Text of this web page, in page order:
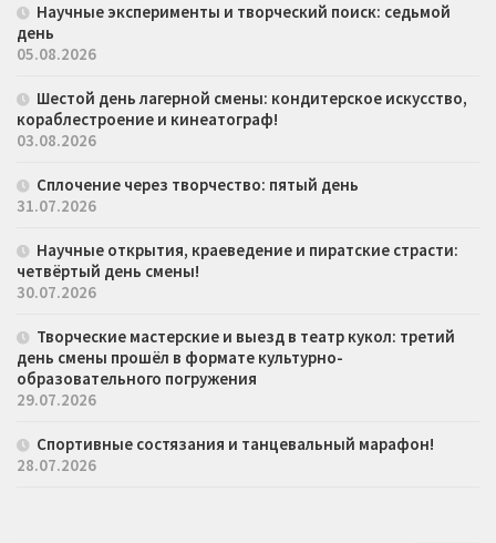
Научные эксперименты и творческий поиск: седьмой
день
05.08.2026
Шестой день лагерной смены: кондитерское искусство,
кораблестроение и кинеатограф!
03.08.2026
Сплочение через творчество: пятый день
31.07.2026
Научные открытия, краеведение и пиратские страсти:
четвёртый день смены!
30.07.2026
Творческие мастерские и выезд в театр кукол: третий
день смены прошёл в формате культурно-
образовательного погружения
29.07.2026
Спортивные состязания и танцевальный марафон!
28.07.2026